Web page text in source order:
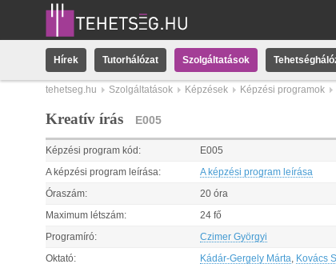
Hírek Tutorhálózat Szolgáltatások
tehetseg.hu Szolgáltatások Képzések Képzési programok
Kreatív írás E005
Képzési program kód: E005
A képzési program leírása: A képzési program leírása
Óraszám: 20 óra
Maximum létszám: 24 fő
Programíró: Czimer Györgyi
Oktató: Kádár-Gergely Márta Kovács